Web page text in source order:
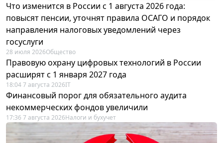
Что изменится в России с 1 августа 2026 года:
повысят пенсии, уточнят правила ОСАГО и порядок
направления налоговых уведомлений через
госуслуги
28 июля 2026Общество
Правовую охрану цифровых технологий в России
расширят с 1 января 2027 года
18:04 7 августа 2026IT
Финансовый порог для обязательного аудита
некоммерческих фондов увеличили
17:36 7 августа 2026Налоги и бухучет